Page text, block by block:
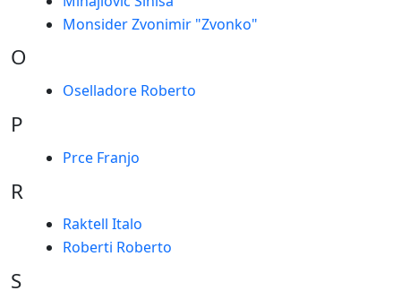
Monsider Zvonimir "Zvonko"
O
Oselladore Roberto
P
Prce Franjo
R
Raktell Italo
Roberti Roberto
S